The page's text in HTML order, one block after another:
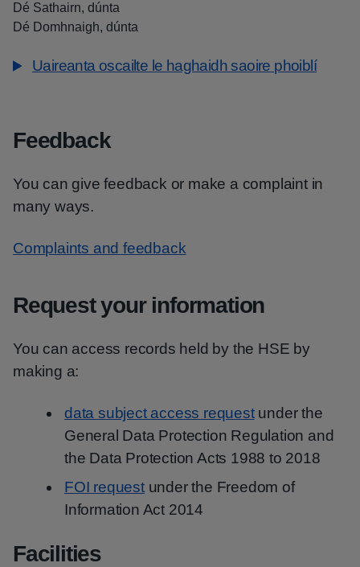
Dé Sathairn, dúnta
Dé Domhnaigh, dúnta
Uaireanta oscailte le haghaidh saoire phoiblí
Feedback
You can give feedback or make a complaint in
many ways.
Complaints and feedback
Request your information
You can access records held by the HSE by
making a:
data subject access requestunder the
General Data Protection Regulation and
the Data Protection Acts 1988 to 2018
FOI requestunder the Freedom of
Information Act 2014
Facilities